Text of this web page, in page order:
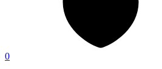
0